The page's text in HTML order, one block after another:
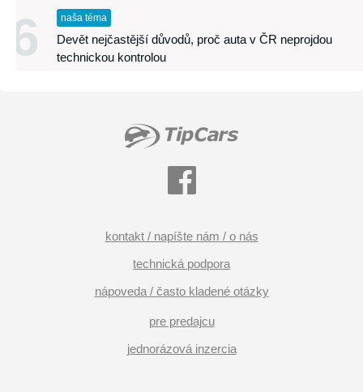
6 naša téma
Devět nejčastější důvodů, proč auta v ČR neprojdou
technickou kontrolou
kontakt / napíšte nám / o nás
technická podpora
nápoveda / často kladené otázky
pre predajcu
jednorázová inzercia